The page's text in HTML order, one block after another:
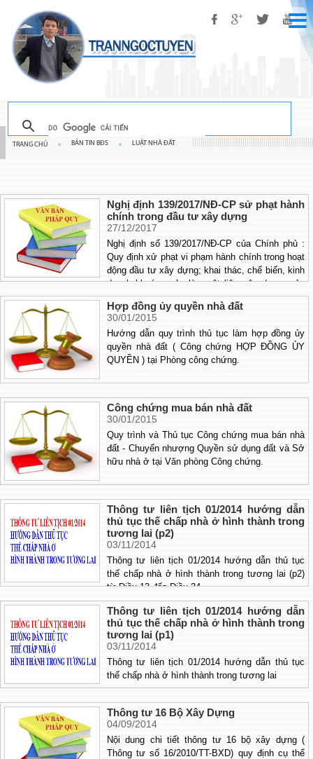
TRANG CHỦ » BẢN TIN BĐS » LUẬT NHÀ ĐẤT
Nghị định 139/2017/NĐ-CP sử phạt hành
chính trong đầu tư xây dựng
27/12/2017
Nghị định số 139/2017/NĐ-CP của Chính phủ :
Quy định xử phạt vi phạm hành chính trong hoạt
động đầu tư xây dựng; khai thác, chế biến, kinh
doanh khoáng sản làm vật liệu xây dựng, sản
xuất, kinh doanh vật liệu xây dựng; quản lý công
trình hạ tầng kỹ thuật; kinh doanh bất động sản,
phát triển nhà ở, quản lý sử dụng nhà và công
sở
Hợp đồng ủy quyền nhà đất
30/01/2015
Hướng dẫn quy trình thủ tục làm hợp đồng ủy
quyền nhà đất ( Công chứng HỢP ĐỒNG ỦY
QUYỀN ) tại Phòng công chứng.
Công chứng mua bán nhà đất
30/01/2015
Quy trình và Thủ tục Công chứng mua bán nhà
đất - Chuyển nhượng Quyền sử dụng đất và Sở
hữu nhà ở tại Văn phòng Công chứng.
Thông tư liên tịch 01/2014 hướng dẫn
thủ tục thế chấp nhà ở hình thành trong
tương lai (p2)
03/11/2014
Thông tư liên tịch 01/2014 hướng dẫn thủ tục
thế chấp nhà ở hình thành trong tương lai (p2)
từ Điều 13 đến Điều 34
Thông tư liên tịch 01/2014 hướng dẫn
thủ tục thế chấp nhà ở hình thành trong
tương lai (p1)
03/11/2014
Thông tư liên tịch 01/2014 hướng dẫn thủ tục
thế chấp nhà ở hình thành trong tương lai
Thông tư 16 Bộ Xây Dựng
04/09/2014
Nội dung chi tiết thông tư 16 bộ xây dựng (
Thông tư số 16/2010/TT-BXD) quy định cụ thể